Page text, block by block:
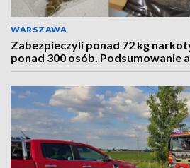
WARSZAWA
Zabezpieczyli ponad 72 kg
ponad 300 osób. Podsumowanie